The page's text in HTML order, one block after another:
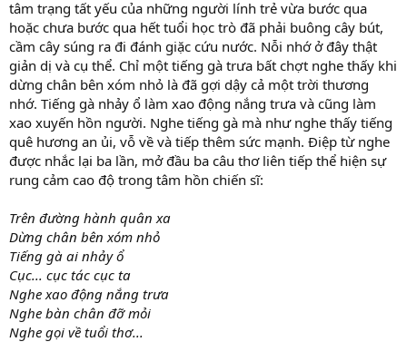
tâm trạng tất yếu của những người lính trẻ vừa bước qua
hoặc chưa bước qua hết tuổi học trò đã phải buông cây bút,
cầm cây súng ra đi đánh giặc cứu nước. Nỗi nhớ ở đây thật
giản dị và cụ thể. Chỉ một tiếng gà trưa bất chợt nghe thấy khi
dừng chân bên xóm nhỏ là đã gợi dậy cả một trời thương
nhớ. Tiếng gà nhảy ổ làm xao động nắng trưa và cũng làm
xao xuyến hồn người. Nghe tiếng gà mà như nghe thấy tiếng
quê hương an ủi, vỗ về và tiếp thêm sức mạnh. Điệp từ nghe
được nhắc lại ba lần, mở đầu ba câu thơ liên tiếp thể hiện sự
rung cảm cao độ trong tâm hồn chiến sĩ:
Trên đường hành quân xa
Dừng chân bên xóm nhỏ
Tiếng gà ai nhảy ổ
Cục... cục tác cục ta
Nghe xao động nắng trưa
Nghe bàn chân đỡ mỏi
Nghe gọi về tuổi thơ...